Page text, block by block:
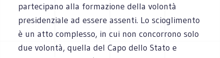
partecipano alla formazione della volontà
presidenziale ad essere assenti. Lo scioglimento
è un atto complesso, in cui non concorrono solo
due volontà, quella del Capo dello Stato e